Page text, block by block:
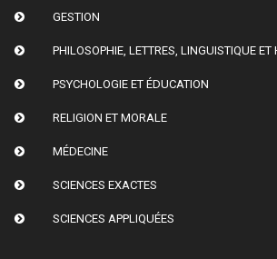
GESTION
PHILOSOPHIE, LETTRES, LINGUISTIQUE ET
PSYCHOLOGIE ET ÉDUCATION
RELIGION ET MORALE
MÉDECINE
SCIENCES EXACTES
SCIENCES APPLIQUÉES